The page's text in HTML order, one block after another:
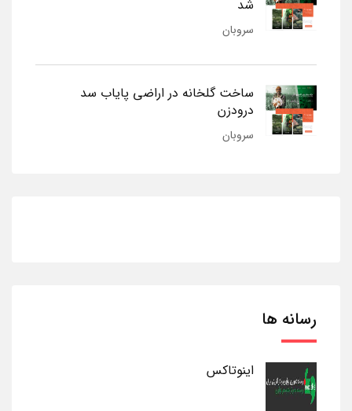
شد
سروبان
ساخت گلخانه در اراضی پایاب سد
درودزن
سروبان
رسانه ها
اینوتاکس